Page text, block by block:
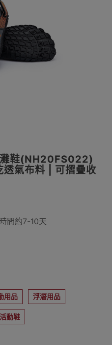
鞋(NH20FS022)
氣布料 | 可摺疊收
間約7-10天
用品 浮潛用品
動鞋